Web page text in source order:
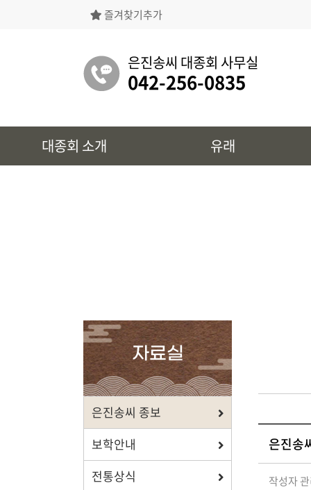
즐겨찾기추가
은진송씨 대종회 사무실
042-256-0835
대종회 소개 유래
유래
시조 및 보관유리, 선대묘역을
포상/장학
효행 정신과 숭조돈종의 사상이
투철한 장학생을 지원합니다.
자료실
은진송씨 종보
보학안내
전통상식
은진송
작성자